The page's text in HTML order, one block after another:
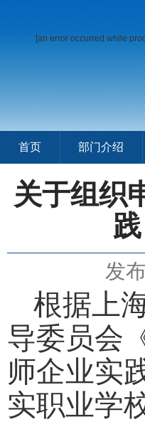
[an error occurred while
首页 部门介绍
关于组织
发
根据上
导委员会
师企业实
实职业学